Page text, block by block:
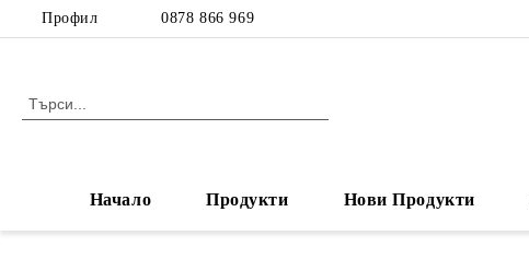
Профил 0878 866 969
Начало Продукти Нови Продукти